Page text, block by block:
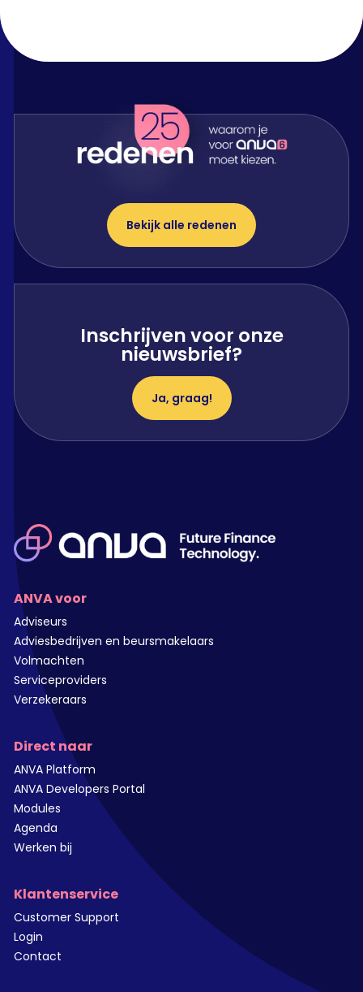
Bekijk alle redenen
Inschrijven voor onze
nieuwsbrief?
Ja, graag!
ANVA voor
Adviseurs
Adviesbedrijven en beursmakelaars
Volmachten
Serviceproviders
Verzekeraars
Direct naar
ANVA Platform
ANVA Developers Portal
Modules
Agenda
Werken bij
Klantenservice
Customer Support
Login
Contact